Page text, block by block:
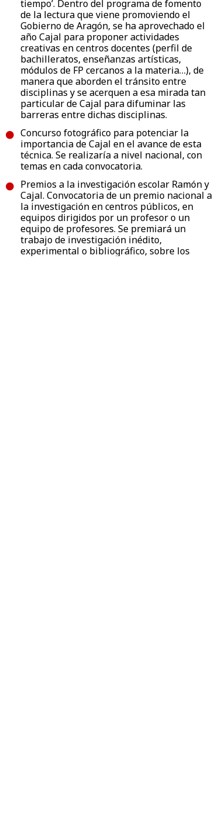
tiempo’. Dentro del programa de fomento
de la lectura que viene promoviendo el
Gobierno de Aragón, se ha aprovechado el
año Cajal para proponer actividades
creativas en centros docentes (perfil de
bachilleratos, enseñanzas artísticas,
módulos de FP cercanos a la materia…), de
manera que aborden el tránsito entre
disciplinas y se acerquen a esa mirada tan
particular de Cajal para difuminar las
barreras entre dichas disciplinas.
Concurso fotográfico para potenciar la
importancia de Cajal en el avance de esta
técnica. Se realizaría a nivel nacional, con
temas en cada convocatoria.
Premios a la investigación escolar Ramón y
Cajal. Convocatoria de un premio nacional a
la investigación en centros públicos, en
equipos dirigidos por un profesor o un
equipo de profesores. Se premiará un
trabajo de investigación inédito,
experimental o bibliográfico, sobre los